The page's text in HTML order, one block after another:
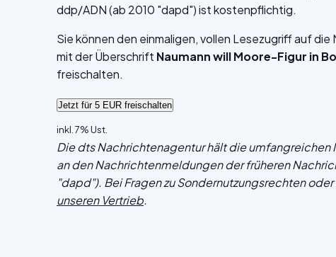
ddp/ADN (ab 2010 "dapd") ist kostenpflichtig.
Sie können den einmaligen, vollen Lesezugriff auf die
mit der Überschrift Naumann will Moore-Figur in
freischalten.
inkl. 7% Ust.
Die dts Nachrichtenagentur hält die
an den Nachrichtenmeldungen der früheren
"dapd"). Bei Fragen zu Sondernutzungsrechten oder
unseren Vertrieb.